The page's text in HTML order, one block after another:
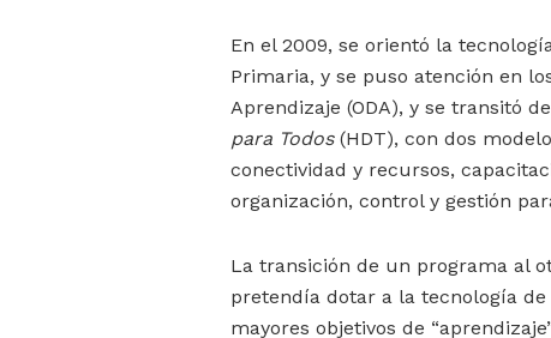
En el 2009, se orientó la
Primaria, y se puso atención en
Aprendizaje (ODA), y se transitó
para Todos(HDT), con dos
conectividad y recursos,
organización, control y gestión
La transición de un programa al
pretendía dotar a la tecnología de
mayores objetivos de